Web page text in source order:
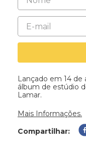
Lançado em 14 de
álbum de estúdio
Lamar.
Mais Informações.
Compartilhar